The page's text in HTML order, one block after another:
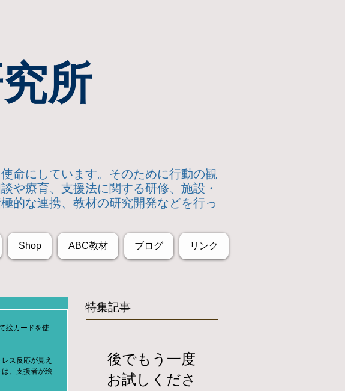
所
命にしています。そのために行動の観
や療育、支援法に関する研修、施設・
的な連携、教材の研究開発などを行っ
Shop ABC教材 ブログ リンク
絵カードを使
ス反応が見え
、支援者が絵
特集記事
後でもう一度
お試しくださ